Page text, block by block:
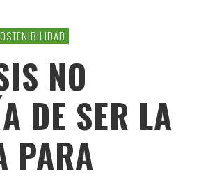
NO
DE SER LA
PARA